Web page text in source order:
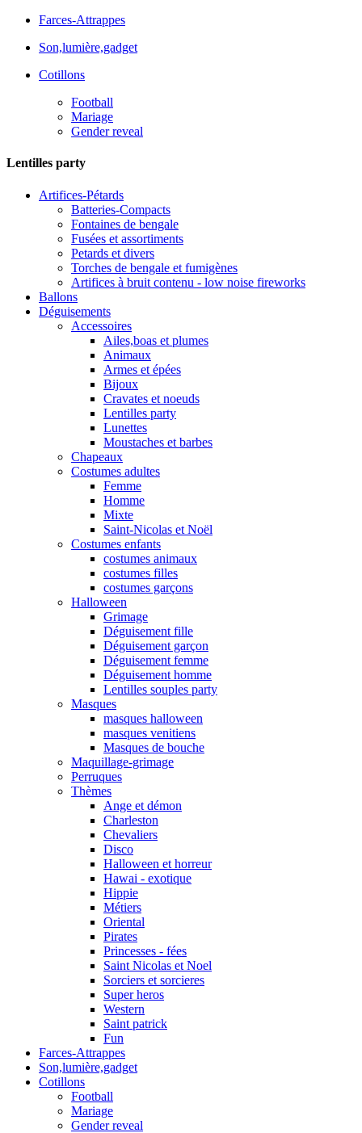
Farces-Attrappes
Son,lumière,gadget
Cotillons
Football
Mariage
Gender reveal
Lentilles party
Artifices-Pétards
Batteries-Compacts
Fontaines de bengale
Fusées et assortiments
Petards et divers
Torches de bengale et fumigènes
Artifices à bruit contenu - low noise fireworks
Ballons
Déguisements
Accessoires
Ailes,boas et plumes
Animaux
Armes et épées
Bijoux
Cravates et noeuds
Lentilles party
Lunettes
Moustaches et barbes
Chapeaux
Costumes adultes
Femme
Homme
Mixte
Saint-Nicolas et Noël
Costumes enfants
costumes animaux
costumes filles
costumes garçons
Halloween
Grimage
Déguisement fille
Déguisement garçon
Déguisement femme
Déguisement homme
Lentilles souples party
Masques
masques halloween
masques venitiens
Masques de bouche
Maquillage-grimage
Perruques
Thèmes
Ange et démon
Charleston
Chevaliers
Disco
Halloween et horreur
Hawai - exotique
Hippie
Métiers
Oriental
Pirates
Princesses - fées
Saint Nicolas et Noel
Sorciers et sorcieres
Super heros
Western
Saint patrick
Fun
Farces-Attrappes
Son,lumière,gadget
Cotillons
Football
Mariage
Gender reveal